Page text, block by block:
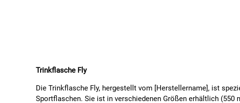
Trinkflasche Fly
Die Trinkflasche Fly, hergestellt vom [Herstellername], ist
Sportflaschen. Sie ist in verschiedenen Größen erhältlich (550